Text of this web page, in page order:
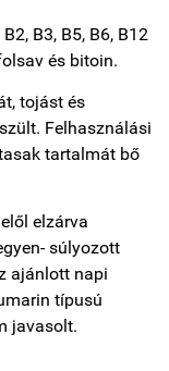
B3, B5, B6, B12
és bitoin.
tojást és
Felhasználási
tartalmát bő
elzárva
súlyozott
ajánlott napi
típusú
javasolt.